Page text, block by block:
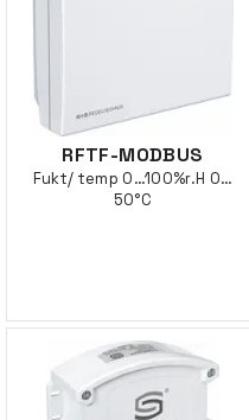
RFTF-MODBUS
Fukt/ temp 0…100%r.H 0…
50°C